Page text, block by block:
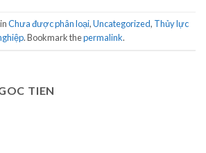
Chưa được phân loại,Uncategorized, Thủy lực
. Bookmark thepermalink.
TIEN